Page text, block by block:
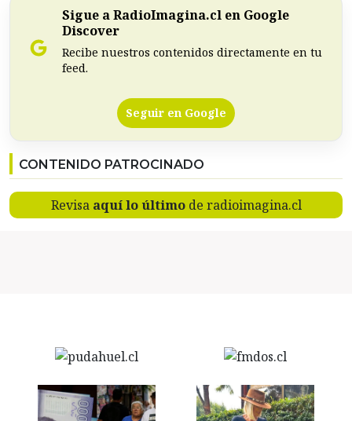
Sigue a RadioImagina.cl en Google
Discover
Recibe nuestros contenidos directamente en tu
feed.
Seguir en Google
CONTENIDO PATROCINADO
Revisa aquí lo últimode radioimagina.cl